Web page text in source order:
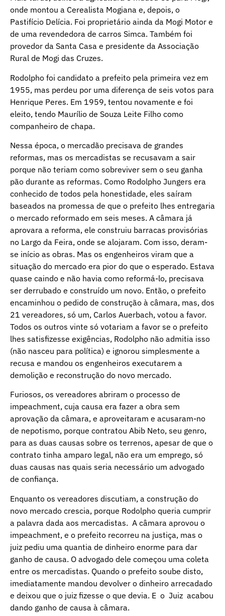
onde montou a Cerealista Mogiana e, depois, o
Pastifício Delícia. Foi proprietário ainda da Mogi Motor e
de uma revendedora de carros Simca. Também foi
provedor da Santa Casa e presidente da Associação
Rural de Mogi das Cruzes.
Rodolpho foi candidato a prefeito pela primeira vez em
1955, mas perdeu por uma diferença de seis votos para
Henrique Peres. Em 1959, tentou novamente e foi
eleito, tendo Maurílio de Souza Leite Filho como
companheiro de chapa.
Nessa época, o mercadão precisava de grandes
reformas, mas os mercadistas se recusavam a sair
porque não teriam como sobreviver sem o seu ganha
pão durante as reformas. Como Rodolpho Jungers era
conhecido de todos pela honestidade, eles saíram
baseados na promessa de que o prefeito lhes entregaria
o mercado reformado em seis meses. A câmara já
aprovara a reforma, ele construiu barracas provisórias
no Largo da Feira, onde se alojaram. Com isso, deram-
se início as obras. Mas os engenheiros viram que a
situação do mercado era pior do que o esperado. Estava
quase caindo e não havia como reformá-lo, precisava
ser derrubado e construído um novo. Então, o prefeito
encaminhou o pedido de construção à câmara, mas, dos
21 vereadores, só um, Carlos Auerbach, votou a favor.
Todos os outros vinte só votariam a favor se o prefeito
lhes satisfizesse exigências, Rodolpho não admitia isso
(não nasceu para política) e ignorou simplesmente a
recusa e mandou os engenheiros executarem a
demolição e reconstrução do novo mercado.
Furiosos, os vereadores abriram o processo de
impeachment, cuja causa era fazer a obra sem
aprovação da câmara, e aproveitaram e acusaram-no
de nepotismo, porque contratou Abib Neto, seu genro,
para as duas causas sobre os terrenos, apesar de que o
contrato tinha amparo legal, não era um emprego, só
duas causas nas quais seria necessário um advogado
de confiança.
Enquanto os vereadores discutiam, a construção do
novo mercado crescia, porque Rodolpho queria cumprir
a palavra dada aos mercadistas. A câmara aprovou o
impeachment, e o prefeito recorreu na justiça, mas o
juiz pediu uma quantia de dinheiro enorme para dar
ganho de causa. O advogado dele começou uma coleta
entre os mercadistas. Quando o prefeito soube disto,
imediatamente mandou devolver o dinheiro arrecadado
e deixou que o juiz fizesse o que devia. E o Juiz acabou
dando ganho de causa à câmara.